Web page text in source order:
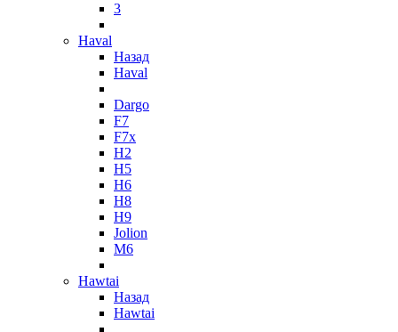
3
Haval
Назад
Haval
Dargo
F7
F7x
H2
H5
H6
H8
H9
Jolion
M6
Hawtai
Назад
Hawtai